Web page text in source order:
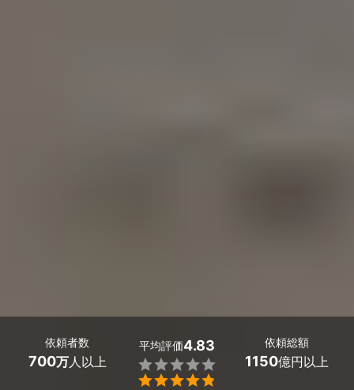
依頼者数
700万人以上
平均評価4.83


依頼総額
1150億円以上